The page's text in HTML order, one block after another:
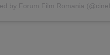
by Forum Film Romania